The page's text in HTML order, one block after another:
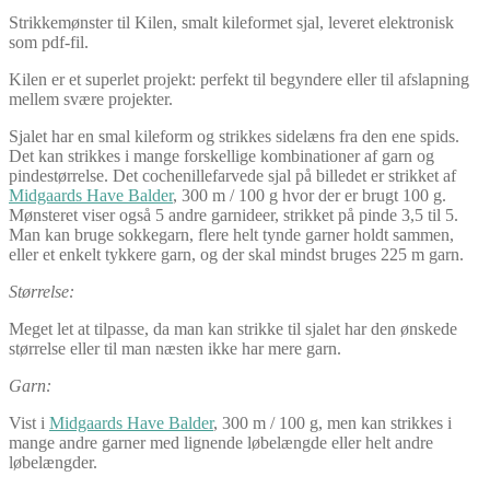
Strikkemønster til Kilen, smalt kileformet sjal, leveret elektronisk
som pdf-fil.
Kilen er et superlet projekt: perfekt til begyndere eller til afslapning
mellem svære projekter.
Sjalet har en smal kileform og strikkes sidelæns fra den ene spids.
Det kan strikkes i mange forskellige kombinationer af garn og
pindestørrelse. Det cochenillefarvede sjal på billedet er strikket af
Midgaards Have Balder, 300 m / 100 g hvor der er brugt 100 g.
Mønsteret viser også 5 andre garnideer, strikket på pinde 3,5 til 5.
Man kan bruge sokkegarn, flere helt tynde garner holdt sammen,
eller et enkelt tykkere garn, og der skal mindst bruges 225 m garn.
Størrelse:
Meget let at tilpasse, da man kan strikke til sjalet har den ønskede
størrelse eller til man næsten ikke har mere garn.
Garn:
Vist i Midgaards Have Balder, 300 m / 100 g, men kan strikkes i
mange andre garner med lignende løbelængde eller helt andre
løbelængder.